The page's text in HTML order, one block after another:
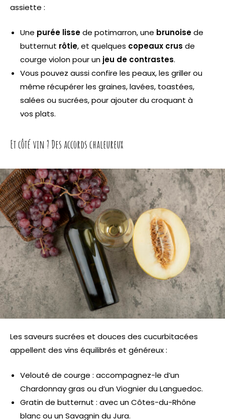
assiette :
Une purée lissede potimarron, une brunoisede
butternut rôtie, et quelques copeaux crus de
courge violon pour un jeu de contrastes.
Vous pouvez aussi confire les peaux, les griller ou
même récupérer les graines, lavées, toastées,
salées ou sucrées, pour ajouter du croquant à
vos plats.
Et côté vin ? Des accords chaleureux
Les saveurs sucrées et douces des cucurbitacées
appellent des vins équilibrés et généreux :
Velouté de courge : accompagnez-le d’un
Chardonnay gras ou d’un Viognier du Languedoc.
Gratin de butternut : avec un Côtes-du-Rhône
blanc ou un Savagnin du Jura.